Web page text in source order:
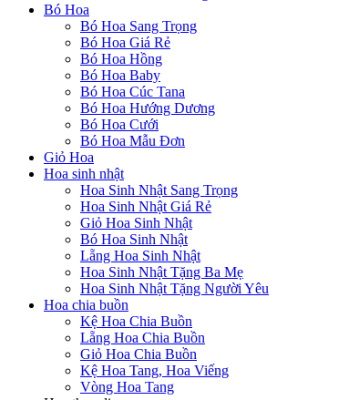
Bó Hoa
Bó Hoa Sang Trọng
Bó Hoa Giá Rẻ
Bó Hoa Hồng
Bó Hoa Baby
Bó Hoa Cúc Tana
Bó Hoa Hướng Dương
Bó Hoa Cưới
Bó Hoa Mẫu Đơn
Giỏ Hoa
Hoa sinh nhật
Hoa Sinh Nhật Sang Trọng
Hoa Sinh Nhật Giá Rẻ
Giỏ Hoa Sinh Nhật
Bó Hoa Sinh Nhật
Lẵng Hoa Sinh Nhật
Hoa Sinh Nhật Tặng Ba Mẹ
Hoa Sinh Nhật Tặng Người Yêu
Hoa chia buồn
Kệ Hoa Chia Buồn
Lẵng Hoa Chia Buồn
Giỏ Hoa Chia Buồn
Kệ Hoa Tang, Hoa Viếng
Vòng Hoa Tang